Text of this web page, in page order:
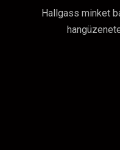
Hallgass minket